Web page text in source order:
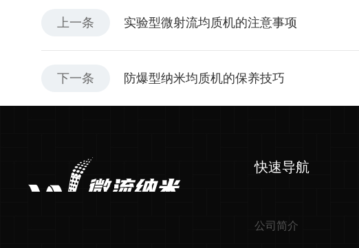
上一条 实验型微射流均质机的注意事项
下一条 防爆型纳米均质机的保养技巧
快速导航
公司简介